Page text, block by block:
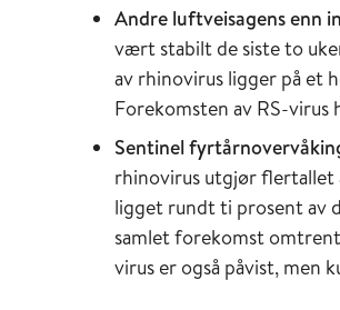
Andre luftveisagens enn
vært stabilt de siste to
av rhinovirus ligger på et
Forekomsten av RS-virus
Sentinel
rhinovirus utgjør flertallet
ligget rundt ti prosent av
samlet forekomst
virus er også påvist, men